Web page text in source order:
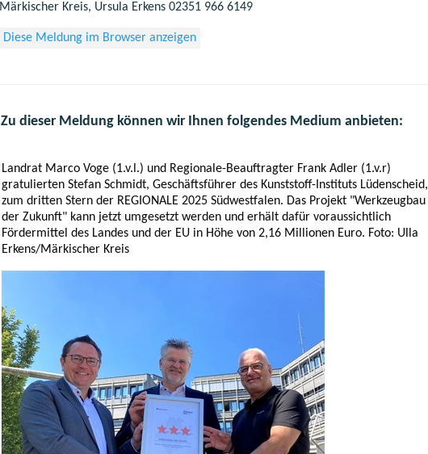
Märkischer Kreis, Ursula Erkens 02351 966 6149
Diese Meldung im Browser anzeigen
Zu dieser Meldung können wir Ihnen folgendes Medium anbieten:
Landrat Marco Voge (1.v.l.) und Regionale-Beauftragter Frank Adler (1.v.r)
gratulierten Stefan Schmidt, Geschäftsführer des Kunststoff-Instituts Lüdenscheid,
zum dritten Stern der REGIONALE 2025 Südwestfalen. Das Projekt "Werkzeugbau
der Zukunft" kann jetzt umgesetzt werden und erhält dafür voraussichtlich
Fördermittel des Landes und der EU in Höhe von 2,16 Millionen Euro. Foto: Ulla
Erkens/Märkischer Kreis